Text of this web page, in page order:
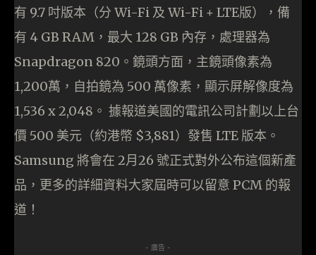
有 9.7 吋版本（分 Wi-Fi 及 Wi-Fi + LTE版），備
有 4 GB RAM，最大 128 GB 內存，處理器為
Snapdragon 820。鏡頭方面，主鏡頭像素為
1,200萬，自拍鏡為 500 萬像素，顯示屏解像度為
1,536 x 2,048。 據報道美國的電訊公司計劃以上台
價 500 美元（約港幣 $3,881）發售 LTE 版本。
Samsung 將會在 2月26 號正式對外公布這個新產
品，更多的詳細資料大家屆時可以留意 PCM 的報
道！
- 廣告 -